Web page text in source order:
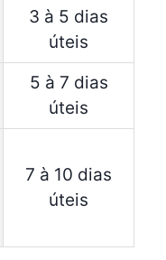
3 à 5 dias
úteis
5 à 7 dias
úteis
7 à 10 dias
úteis